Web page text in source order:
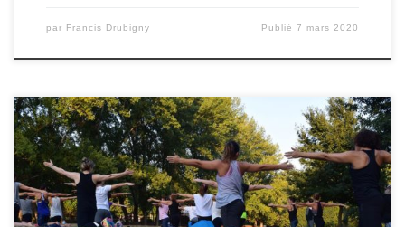
par Francis Drubigny Publié7 mars 2020
Les obstacles principaux pour se mettre à l’activité
physique sont souvent liés à la maladie elle-même
(douleurs, fatigue, effets secondaires des traitements…)
ainsi qu’au mode de vie des patients. Par conséquent